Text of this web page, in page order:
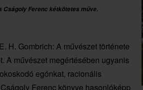
Ferenc kétkötetes műve.
H. Gombrich: A művészet története
A művészet megértésében ugyanis
egónkat, racionális
Ferenc könyve hasonlóképp